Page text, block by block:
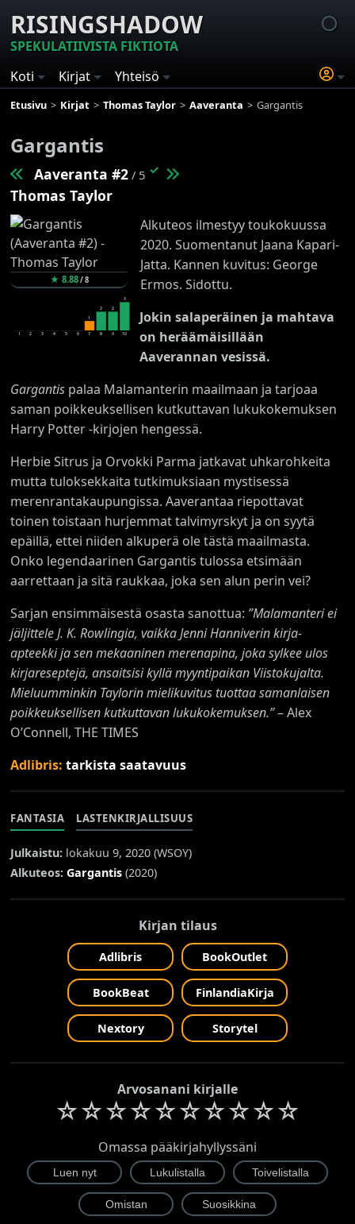
RISINGSHADOW
SPEKULATIIVISTA FIKTIOTA
Koti
Kirjat Yhteisö
Etusivu Kirjat Thomas Taylor Aaveranta Gargantis
Gargantis
Aaveranta #2 / 5 ✓
Thomas Taylor
★ 8.88/8
1 2 3 4 5 6
1
7
2
8
2
9
3
10
Alkuteos ilmestyy toukokuussa
2020. Suomentanut Jaana Kapari-
Jatta. Kannen kuvitus: George
Ermos. Sidottu.
Jokin salaperäinen ja mahtava
on heräämäisillään
Aaverannan vesissä.
Gargantis palaa Malamanterin maailmaan ja tarjoaa
saman poikkeuksellisen kutkuttavan lukukokemuksen
Harry Potter -kirjojen hengessä.
Herbie Sitrus ja Orvokki Parma jatkavat uhkarohkeita
mutta tuloksekkaita tutkimuksiaan mystisessä
merenrantakaupungissa. Aaverantaa riepottavat
toinen toistaan hurjemmat talvimyrskyt ja on syytä
epäillä, ettei niiden alkuperä ole tästä maailmasta.
Onko legendaarinen Gargantis tulossa etsimään
aarrettaan ja sitä raukkaa, joka sen alun perin vei?
Sarjan ensimmäisestä osasta sanottua: ”Malamanteri ei
jäljittele J. K. Rowlingia, vaikka Jenni Hanniverin kirja-
apteekki ja sen mekaaninen merenapina, joka sylkee ulos
kirjareseptejä, ansaitsisi kyllä myyntipaikan Viistokujalta.
Mieluumminkin Taylorin mielikuvitus tuottaa samanlaisen
poikkeuksellisen kutkuttavan lukukokemuksen.”– Alex
O’Connell, THE TIMES
Adlibris:tarkista saatavuus
FANTASIA LASTENKIRJALLISUUS
Julkaistu: lokakuu 9, 2020 (WSOY)
Alkuteos: Gargantis (2020)
Kirjan tilaus
Adlibris BookOutlet
BookBeat FinlandiaKirja
Nextory Storytel
Arvosanani kirjalle
☆☆☆☆☆☆☆☆☆☆
Omassa pääkirjahyllyssäni